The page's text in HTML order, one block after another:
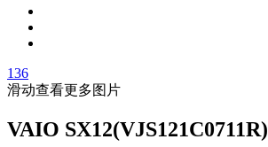
136
滑动查看更多图片
VAIO SX12(VJS121C0711R)